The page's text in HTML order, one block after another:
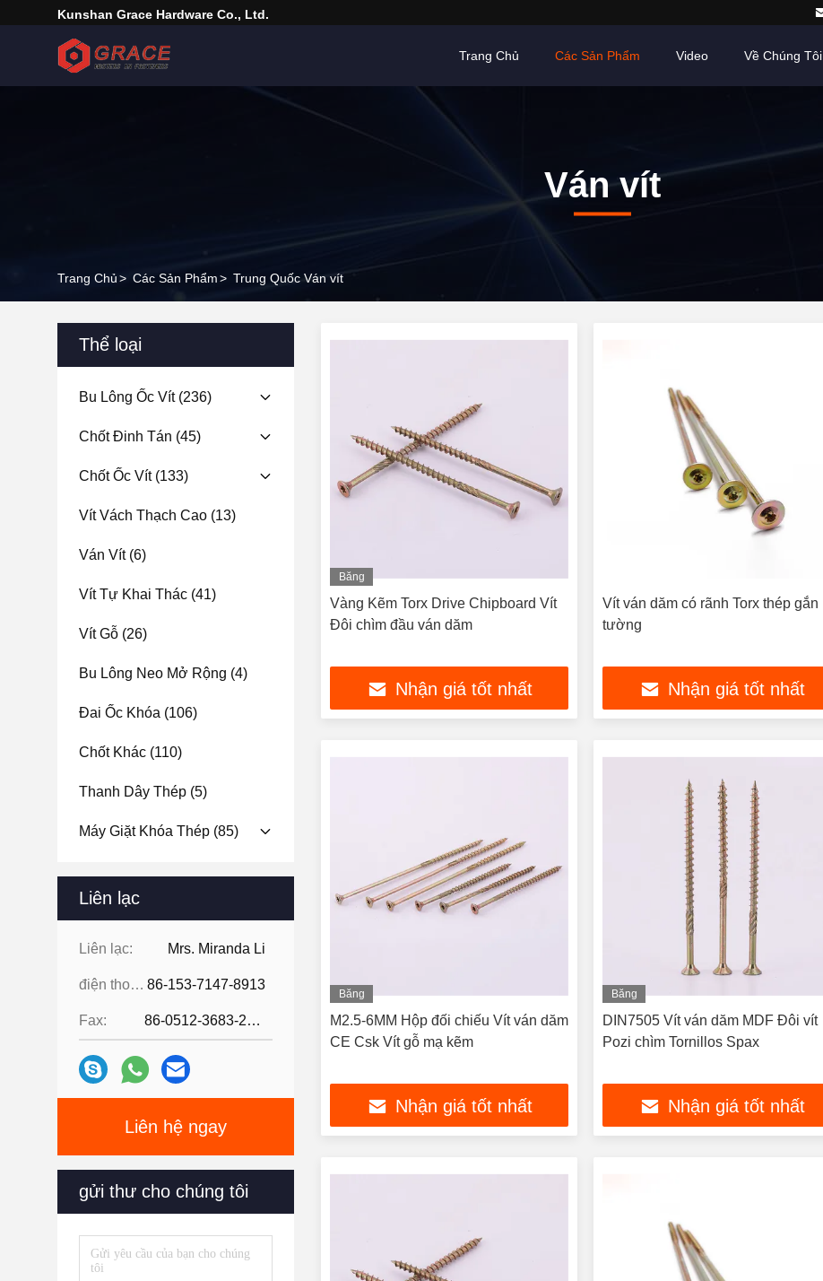
Kunshan Grace Hardware Co., Ltd.
Trang Chủ Các Sản Phẩm Video Về Chúng Tôi
Ván vít
Trang Chủ> Các Sản Phẩm> Trung Quốc Ván vít
Thể loại
Bu Lông Ốc Vít(236)
Chốt Đinh Tán (45)
Chốt Ốc Vít(133)
Vít Vách Thạch Cao (13)
Ván Vít(6)
Vít Tự Khai Thác (41)
Vít Gỗ (26)
Bu Lông Neo Mở Rộng (4)
Đai Ốc Khóa (106)
Chốt Khác (110)
Thanh Dây Thép (5)
Máy Giặt Khóa Thép (85)
Liên lạc
Liên lạc: Mrs. Miranda Li
điện thoại: 86-153-7147-8913
Fax: 86-0512-3683-2631
Liên hệ ngay
gửi thư cho chúng tôi
Băng
hình
Vàng Kẽm Torx Drive Chipboard Vít
Đôi chìm đầu ván dăm
Nhận giá tốt nhất
Vít ván dăm có rãnh Torx thép gắn
tường
Nhận giá tốt nhất
Băng
hình
M2.5-6MM Hộp đối chiếu Vít ván dăm
CE Csk Vít gỗ mạ kẽm
Nhận giá tốt nhất
Băng
hình
DIN7505 Vít ván dăm MDF Đôi vít
Pozi chìm Tornillos Spax
Nhận giá tốt nhất